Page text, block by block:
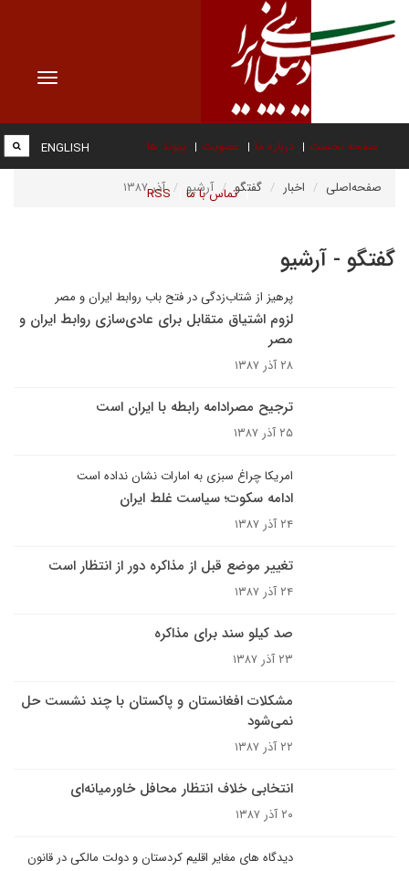
Toggle
صفحه نخست درباره ما عضویت پیوند ها
تماس با ما RSS
ENGLISH
صفحه‌اصلی اخبار گفتگو آرشیو آذر ۱۳۸۷
گفتگو - آرشیو
پرهیز از شتاب‌زدگی در فتح باب روابط ایران و مصر
لزوم اشتیاق متقابل برای عادی‌سازی روابط ایران و
مصر
۲۸ آذر ۱۳۸۷
ترجیح مصرادامه رابطه با ایران است
۲۵ آذر ۱۳۸۷
امریکا چراغ سبزی به امارات نشان نداده است
ادامه سکوت؛ سیاست غلط ایران
۲۴ آذر ۱۳۸۷
تغییر موضع قبل از مذاکره دور از انتظار است
۲۴ آذر ۱۳۸۷
صد کیلو سند برای مذاکره
۲۳ آذر ۱۳۸۷
مشکلات افغانستان و پاکستان با چند نشست حل
نمی‌شود
۲۲ آذر ۱۳۸۷
انتخابی خلاف انتظار محافل خاورمیانه‌ای
۲۰ آذر ۱۳۸۷
دیدگاه های مغایر اقلیم کردستان و دولت مالکی در قانون